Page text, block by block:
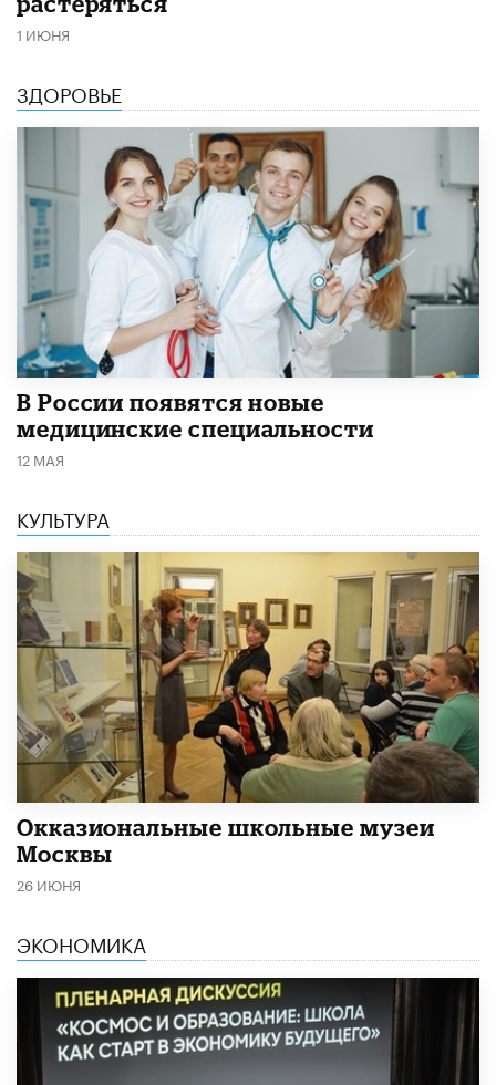
1 ИЮНЯ
ЗДОРОВЬЕ
В России появятся новые
медицинские специальности
12 МАЯ
КУЛЬТУРА
​Окказиональные школьные музеи
Москвы
26 ИЮНЯ
ЭКОНОМИКА